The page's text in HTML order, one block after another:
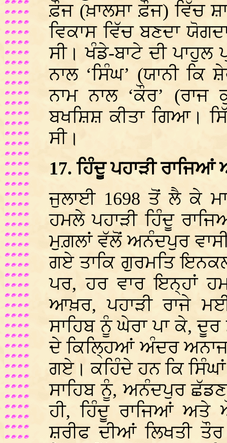
ਫ਼ੌਜ (ਖ਼ਾਲਸਾ ਫ਼ੌਜ) ਵਿੱਚ
ਵਿਕਾਸ ਵਿੱਚ ਬਣਦਾ
ਸੀ। ਖੰਡੇ-ਬਾਟੇ ਦੀ ਪਾਹੁਲ
ਨਾਲ ‘ਸਿੰਘ’ (ਯਾਨੀ
ਨਾਮ ਨਾਲ ‘ਕੌਰ’ (ਰਾਜ
ਬਖਸ਼ਿਸ਼ ਕੀਤਾ ਗਿਆ।
ਸੀ।
17. ਹਿੰਦੂ ਪਹਾੜੀ
ਜੁਲਾਈ 1698 ਤੋਂ ਲੈ ਕੇ
ਹਮਲੇ ਪਹਾੜੀ ਹਿੰਦੂ
ਮੁਗ਼ਲਾਂ ਵੱਲੋਂ ਅਨੰਦਪੁਰ
ਗਏ ਤਾਕਿ ਗੁਰਮਤਿ
ਪਰ, ਹਰ ਵਾਰ ਇਨ੍ਹਾਂ
ਆਖ਼ਰ, ਪਹਾੜੀ ਰਾਜੇ
ਸਾਹਿਬ ਨੂੰ ਘੇਰਾ ਪਾ ਕੇ,
ਦੇ ਕਿਲ੍ਹਿਆਂ ਅੰਦਰ
ਗਏ। ਕਹਿੰਦੇ ਹਨ ਕਿ
ਸਾਹਿਬ ਨੂੰ, ਅਨੰਦਪੁਰ
ਹੀ, ਹਿੰਦੂ ਰਾਜਿਆਂ ਅਤੇ
ਸ਼ਰੀਫ ਦੀਆਂ ਲਿਖਤੀ